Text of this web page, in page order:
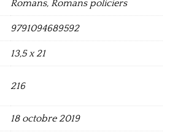
Romans, Romans policiers
9791094689592
13,5 x 21
216
18 octobre 2019